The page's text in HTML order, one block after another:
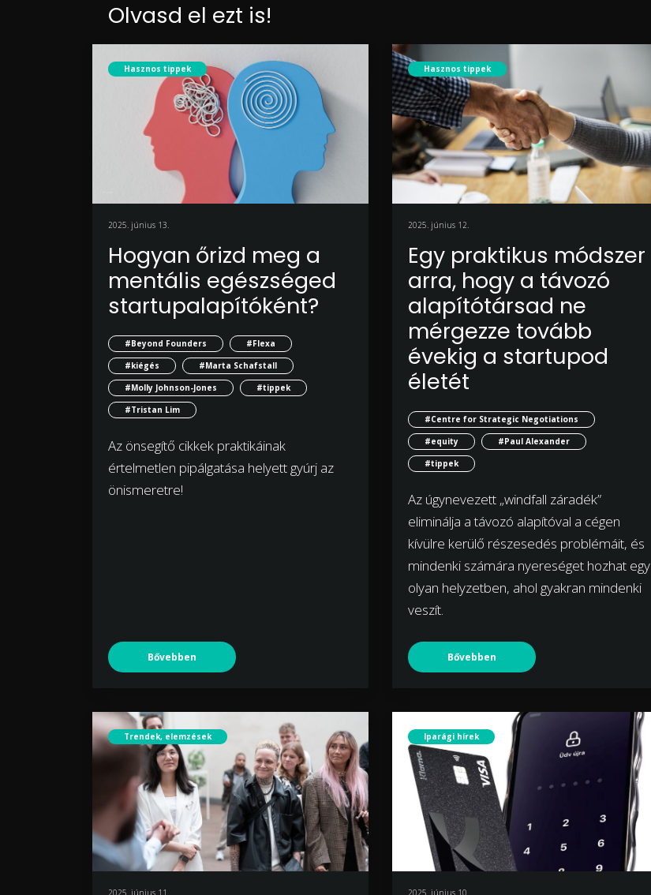
Olvasd el ezt is!
Hasznos tippek
2025. június 13.
Hogyan őrizd meg a
mentális egészséged
startupalapítóként?
#Beyond Founders
#Flexa
#kiégés
#Marta Schafstall
#Molly Johnson-Jones
#tippek
#Tristan Lim
Az önsegítő cikkek praktikáinak
értelmetlen pipálgatása helyett gyúrj az
önismeretre!
Bővebben
Hasznos tippek
2025. június 12.
Egy praktikus módszer
arra, hogy a távozó
alapítótársad ne
mérgezze tovább
évekig a startupod
életét
#Centre for Strategic Negotiations
#equity
#Paul Alexander
#tippek
Az úgynevezett „windfall záradék”
eliminálja a távozó alapítóval a cégen
kívülre kerülő részesedés problémáit, és
mindenki számára nyereséget hozhat egy
olyan helyzetben, ahol gyakran mindenki
veszít.
Bővebben
Trendek, elemzések Iparági hírek